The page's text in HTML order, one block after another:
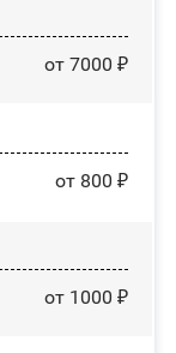
от 7000 ₽
от 800 ₽
от 1000 ₽